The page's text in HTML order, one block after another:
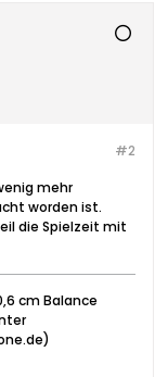
#2
mehr
worden ist.
die Spielzeit mit
cm Balance